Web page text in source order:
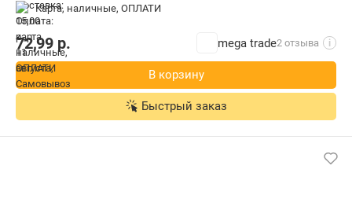
карта, наличные, ОПЛАТИ
72,99 р. mega trade2 отзыва i
В корзину
Быстрый заказ